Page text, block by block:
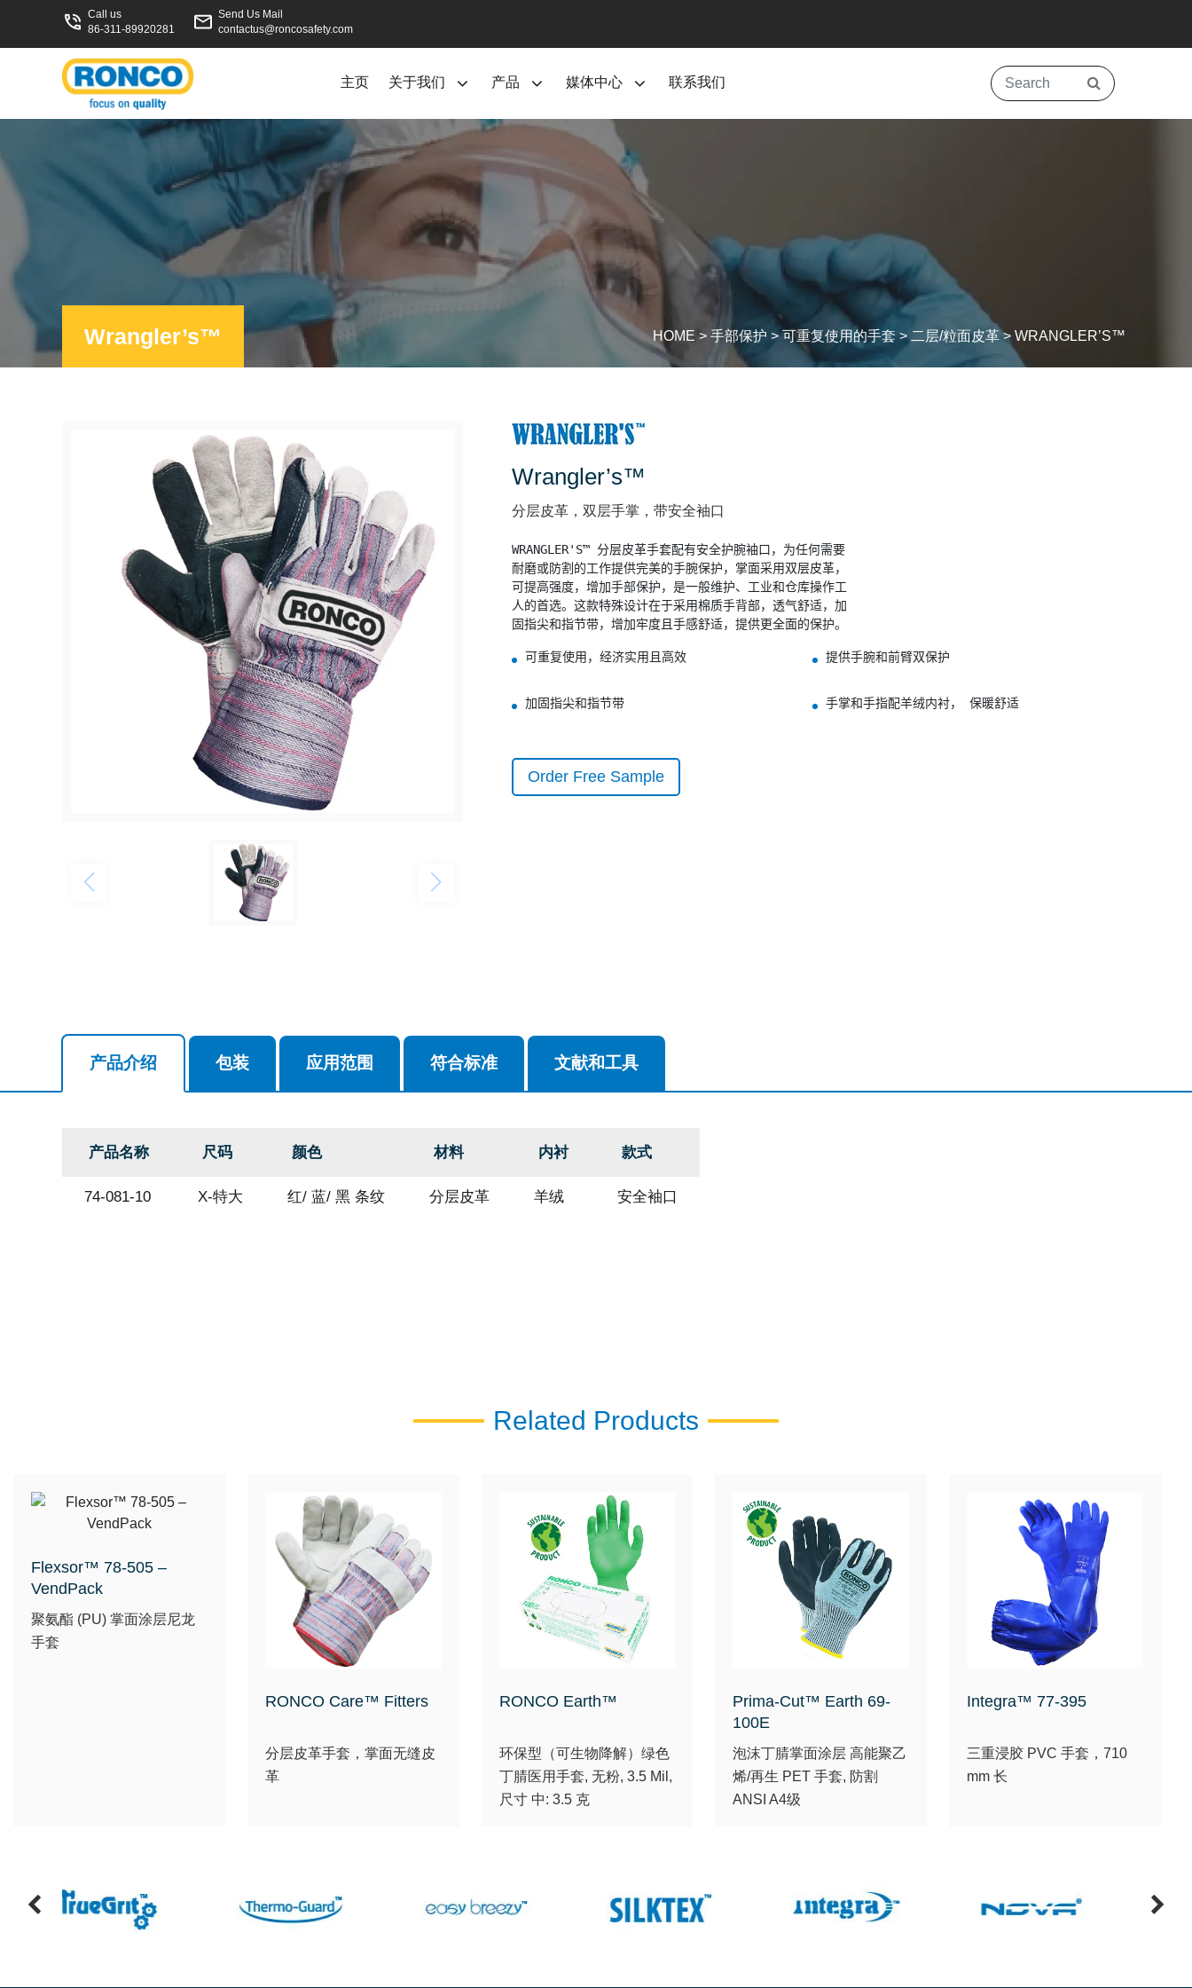
Call us
86-311-89920281
Send Us Mail
contactus@roncosafety.com
主页 关于我们 产品 媒体中心 联系我们
Wrangler’s™ HOME > 手部保护 >可重复使用的手套 > 二层/粒面皮革> WRANGLER’S™
Wrangler’s™
分层皮革，双层手掌，带安全袖口
WRANGLER'S™ 分层皮革手套配有安全护腕袖口，为任何需要
耐磨或防割的工作提供完美的手腕保护，掌面采用双层皮革，
可提高强度，增加手部保护，是一般维护、工业和仓库操作工
人的首选。这款特殊设计在于采用棉质手背部，透气舒适，加
固指尖和指节带，增加牢度且手感舒适，提供更全面的保护。
可重复使用，经济实用且高效 提供手腕和前臂双保护
加固指尖和指节带 手掌和手指配羊绒内衬， 保暖舒适
Order Free Sample
产品介绍 包装 应用范围 符合标准 文献和工具
产品名称 尺码 颜色 材料 内衬 款式
74-081-10 X-特大 红/ 蓝/ 黑 条纹 分层皮革 羊绒 安全袖口
Related Products
Flexsor™ 78-505 –
VendPack
聚氨酯 (PU) 掌面涂层尼龙
手套
RONCO Care™ Fitters
分层皮革手套，掌面无缝皮
革
RONCO Earth™
环保型（可生物降解）绿色
丁腈医用手套, 无粉, 3.5 Mil,
尺寸 中: 3.5 克
Prima-Cut™ Earth 69-
100E
泡沫丁腈掌面涂层 高能聚乙
烯/再生 PET 手套, 防割
ANSI A4级
Integra™ 77-395
三重浸胶 PVC 手套，710
mm 长